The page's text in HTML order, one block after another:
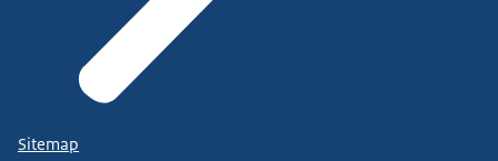
Sitemap